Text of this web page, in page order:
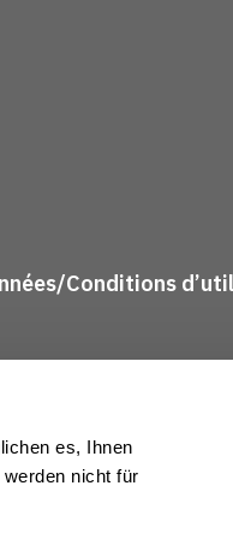
es, Ihnen
nicht für
Conditions